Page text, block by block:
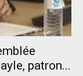
patron...